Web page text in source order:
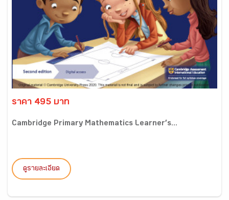
ราคา 495 บาท
Cambridge Primary Mathematics Learner’s...
ดูรายละเอียด